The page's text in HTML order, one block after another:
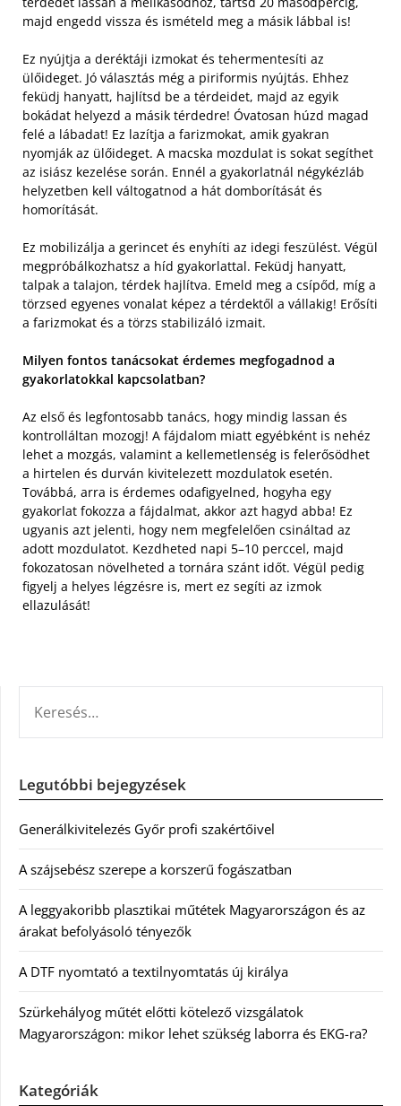
majd engedd vissza és ismételd meg a másik lábbal is!
Ez nyújtja a deréktáji izmokat és tehermentesíti az
ülőideget. Jó választás még a piriformis nyújtás. Ehhez
feküdj hanyatt, hajlítsd be a térdeidet, majd az egyik
bokádat helyezd a másik térdedre! Óvatosan húzd magad
felé a lábadat! Ez lazítja a farizmokat, amik gyakran
nyomják az ülőideget. A macska mozdulat is sokat segíthet
az isiász kezelése során. Ennél a gyakorlatnál négykézláb
helyzetben kell váltogatnod a hát domborítását és
homorítását.
Ez mobilizálja a gerincet és enyhíti az idegi feszülést. Végül
megpróbálkozhatsz a híd gyakorlattal. Feküdj hanyatt,
talpak a talajon, térdek hajlítva. Emeld meg a csípőd, míg a
törzsed egyenes vonalat képez a térdektől a vállakig! Erősíti
a farizmokat és a törzs stabilizáló izmait.
Milyen fontos tanácsokat érdemes megfogadnod a
gyakorlatokkal kapcsolatban?
Az első és legfontosabb tanács, hogy mindig lassan és
kontrolláltan mozogj! A fájdalom miatt egyébként is nehéz
lehet a mozgás, valamint a kellemetlenség is felerősödhet
a hirtelen és durván kivitelezett mozdulatok esetén.
Továbbá, arra is érdemes odafigyelned, hogyha egy
gyakorlat fokozza a fájdalmat, akkor azt hagyd abba! Ez
ugyanis azt jelenti, hogy nem megfelelően csináltad az
adott mozdulatot. Kezdheted napi 5–10 perccel, majd
fokozatosan növelheted a tornára szánt időt. Végül pedig
figyelj a helyes légzésre is, mert ez segíti az izmok
ellazulását!
Legutóbbi bejegyzések
Generálkivitelezés Győr profi szakértőivel
A szájsebész szerepe a korszerű fogászatban
A leggyakoribb plasztikai műtétek Magyarországon és az
árakat befolyásoló tényezők
A DTF nyomtató a textilnyomtatás új királya
Szürkehályog műtét előtti kötelező vizsgálatok
Magyarországon: mikor lehet szükség laborra és EKG-ra?
Kategóriák